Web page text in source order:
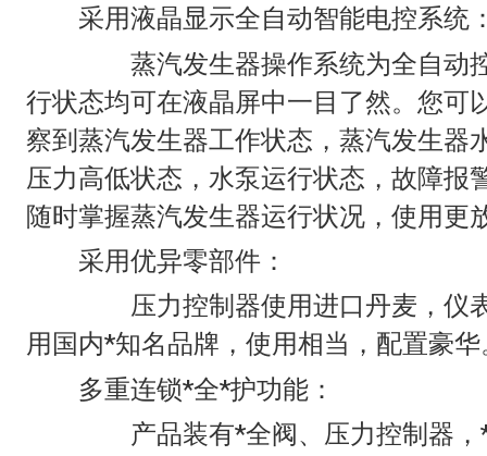
采用液晶显示全自动智能电控系统
蒸汽发生器操作系统为全自动控
行状态均可在液晶屏中一目了然。您可
察到蒸汽发生器工作状态，蒸汽发生器
压力高低状态，水泵运行状态，故障报
随时掌握蒸汽发生器运行状况，使用更
采用优异零部件：
压力控制器使用进口丹麦，仪表
用国内*知名品牌，使用相当，配置豪华
多重连锁*全*护功能：
产品装有*全阀、压力控制器，*